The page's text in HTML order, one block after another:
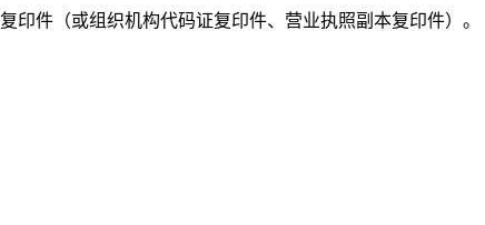
印件（或组织机构代码证复印件、营业执照副本复印件）。